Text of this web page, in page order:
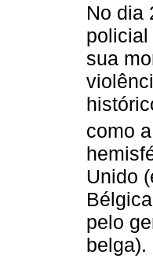
No dia
policial
sua
como
Unido
pelo
belga).